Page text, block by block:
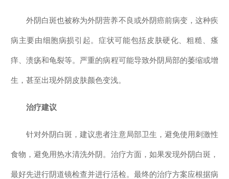
外阴白斑也被称为外阴营养不良或外阴癌前病变，这种疾
病主要由细胞病损引起。症状可能包括皮肤硬化、粗糙、瘙
痒、溃疡和龟裂等。严重的病程可能导致外阴局部的萎缩或增
生，甚至出现外阴皮肤颜色变浅。
治疗建议
针对外阴白斑，建议患者注意局部卫生，避免使用刺激性
食物，避免用热水清洗外阴。治疗方面，如果发现外阴白斑，
最好先进行阴道镜检查并进行活检。最终的治疗方案应根据病